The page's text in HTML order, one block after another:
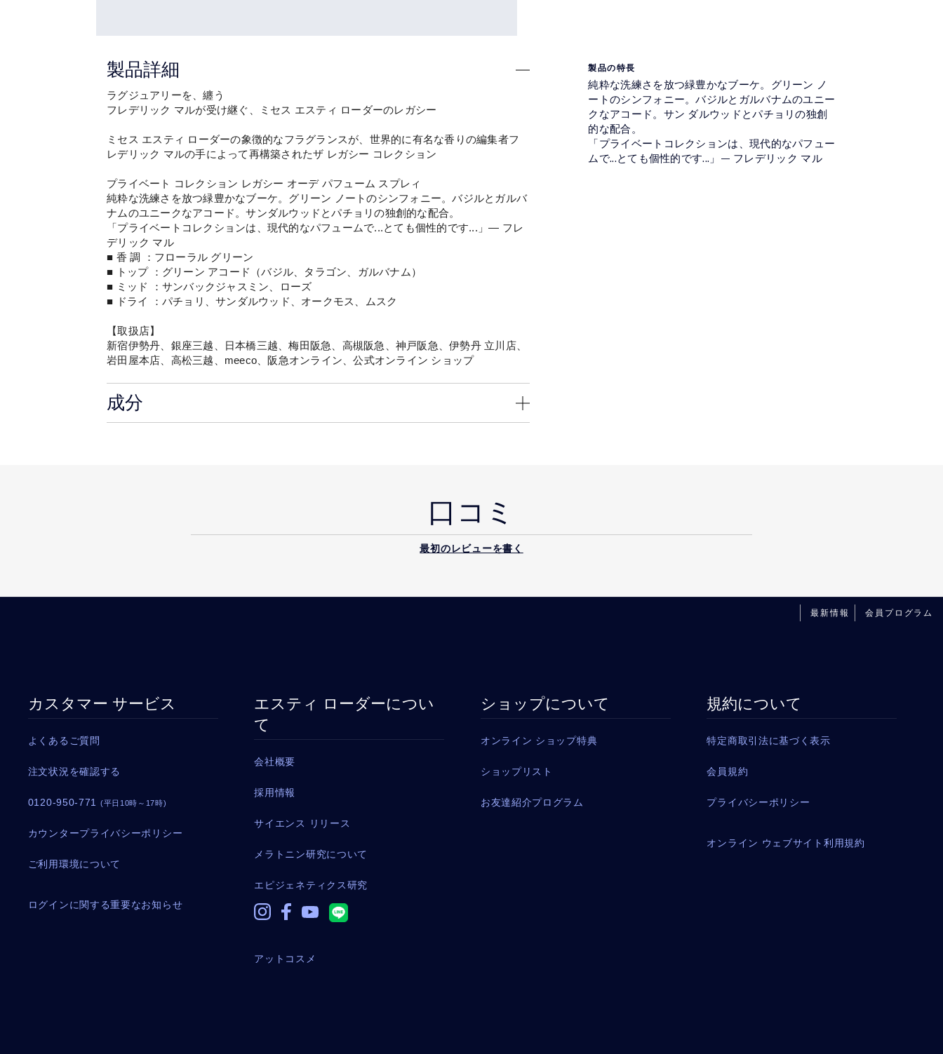
製品詳細
ラグジュアリーを、纏う
フレデリック マルが受け継ぐ、ミセス エスティ ローダーのレガシー
ミセス エスティ ローダーの象徴的なフラグランスが、世界的に有名な香りの編集者フ
レデリック マルの手によって再構築されたザ レガシー コレクション
プライベート コレクション レガシー オーデ パフューム スプレィ
純粋な洗練さを放つ緑豊かなブーケ。グリーン ノートのシンフォニー。バジルとガルバ
ナムのユニークなアコード。サンダルウッドとパチョリの独創的な配合。
「プライベートコレクションは、現代的なパフュームで...とても個性的です...」― フレ
デリック マル
■ 香 調 ：フローラル グリーン
■ トップ ：グリーン アコード（バジル、タラゴン、ガルバナム）
■ ミッド ：サンバックジャスミン、ローズ
■ ドライ ：パチョリ、サンダルウッド、オークモス、ムスク
【取扱店】
新宿伊勢丹、銀座三越、日本橋三越、梅田阪急、高槻阪急、神戸阪急、伊勢丹 立川店、
岩田屋本店、高松三越、meeco、阪急オンライン、公式オンライン ショップ
製品の特長
純粋な洗練さを放つ緑豊かなブーケ。グリーン ノ
ートのシンフォニー。バジルとガルバナムのユニー
クなアコード。サン ダルウッドとパチョリの独創
的な配合。
「プライベートコレクションは、現代的なパフュー
ムで...とても個性的です...」― フレデリック マル
成分
口コミ
最初のレビューを書く
最新情報 会員プログラム
カスタマー サービス
よくあるご質問
注文状況を確認する
0120-950-771 (平日10時～17時)
カウンタープライバシーポリシー
ご利用環境について
ログインに関する重要なお知らせ
エスティ ローダーについ
て
会社概要
採用情報
サイエンス リリース
メラトニン研究について
エピジェネティクス研究
アットコスメ
ショップについて
オンライン ショップ特典
ショップリスト
お友達紹介プログラム
規約について
特定商取引法に基づく表示
会員規約
プライバシーポリシー
オンライン ウェブサイト利用規約